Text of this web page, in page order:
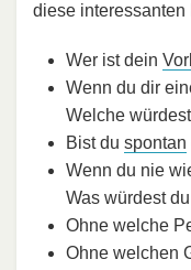
diese interessanten
Wer ist dein
Wenn du dir
Welche
Bist du spontan
Wenn du nie
Was würdest
Ohne welche
Ohne welchen